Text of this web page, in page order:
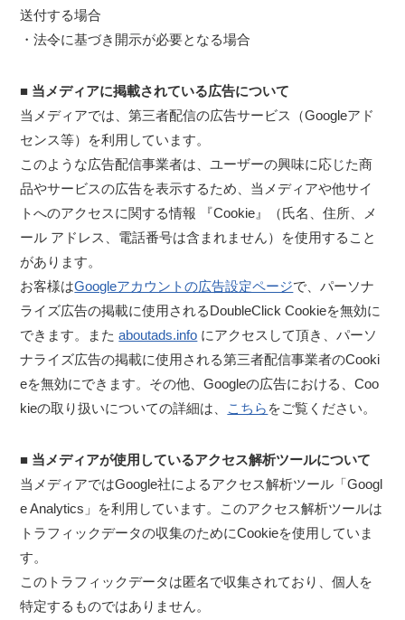
送付する場合
・法令に基づき開示が必要となる場合
■ 当メディアに掲載されている広告について
当メディアでは、第三者配信の広告サービス（Googleアド
センス等）を利用しています。
このような広告配信事業者は、ユーザーの興味に応じた商
品やサービスの広告を表示するため、当メディアや他サイ
トへのアクセスに関する情報 『Cookie』（氏名、住所、メ
ール アドレス、電話番号は含まれません）を使用すること
があります。
お客様はGoogleアカウントの広告設定ページで、パーソナ
ライズ広告の掲載に使用されるDoubleClick Cookieを無効に
できます。またaboutads.info にアクセスして頂き、パーソ
ナライズ広告の掲載に使用される第三者配信事業者のCooki
eを無効にできます。その他、Googleの広告における、Coo
kieの取り扱いについての詳細は、 こちら をご覧ください。
■ 当メディアが使用しているアクセス解析ツールについて
当メディアではGoogle社によるアクセス解析ツール「Googl
e Analytics」を利用しています。このアクセス解析ツールは
トラフィックデータの収集のためにCookieを使用していま
す。
このトラフィックデータは匿名で収集されており、個人を
特定するものではありません。